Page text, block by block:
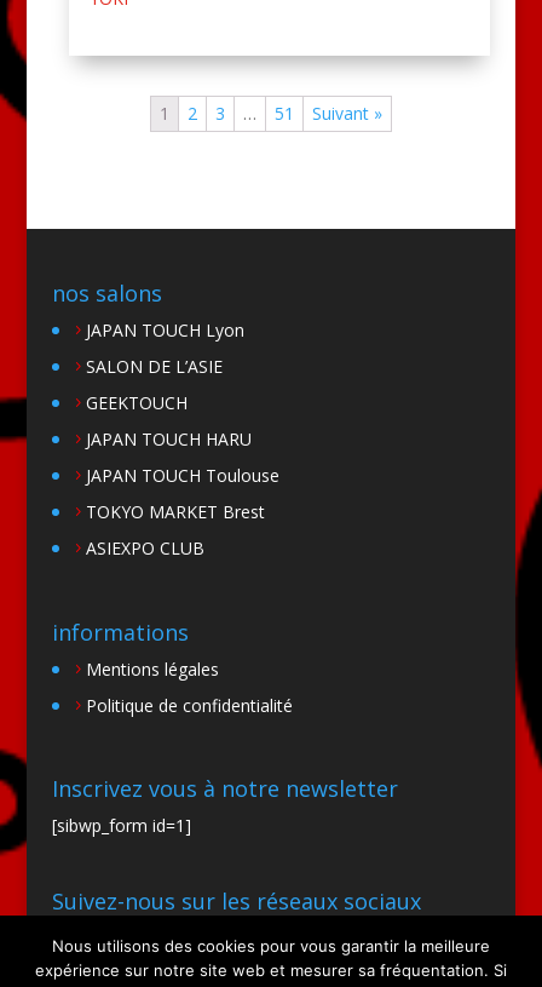
1 2 3 … 51 Suivant »
nos salons
JAPAN TOUCH Lyon
SALON DE L’ASIE
GEEKTOUCH
JAPAN TOUCH HARU
JAPAN TOUCH Toulouse
TOKYO MARKET Brest
ASIEXPO CLUB
informations
Mentions légales
Politique de confidentialité
Inscrivez vous à notre newsletter
[sibwp_form id=1]
Suivez-nous sur les réseaux sociaux
Nous utilisons des cookies pour vous garantir la meilleure
expérience sur notre site web et mesurer sa fréquentation. Si